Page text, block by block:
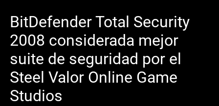
BitDefender Total Security
2008 considerada mejor
suite de seguridad por el
Steel Valor Online Game
Studios